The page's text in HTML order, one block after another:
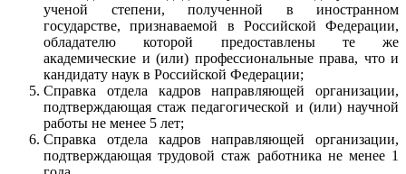
ученой степени, полученной в иностранном
государстве, признаваемой в Российской Федерации,
обладателю которой предоставлены те же
академические и (или) профессиональные права, что и
кандидату наук в Российской Федерации;
Справка отдела кадров направляющей организации,
подтверждающая стаж педагогической и (или) научной
работы не менее 5 лет;
Справка отдела кадров направляющей организации,
подтверждающая трудовой стаж работника не менее 1